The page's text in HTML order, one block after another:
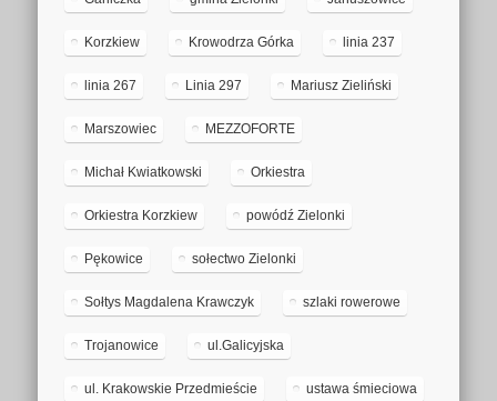
Korzkiew Krowodrza Górka linia 237
linia 267 Linia 297 Mariusz Zieliński
Marszowiec MEZZOFORTE
Michał Kwiatkowski Orkiestra
Orkiestra Korzkiew powódź Zielonki
Pękowice sołectwo Zielonki
Sołtys Magdalena Krawczyk szlaki rowerowe
Trojanowice ul.Galicyjska
ul. Krakowskie Przedmieście ustawa śmieciowa